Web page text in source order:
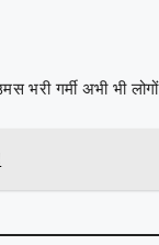
भरी गर्मी अभी भी